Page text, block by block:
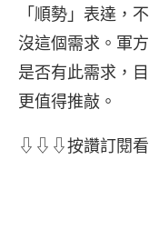
「順勢」表達，
沒這個需求。軍
是否有此需求，
更值得推敲。
⇩⇩⇩按讚訂閱